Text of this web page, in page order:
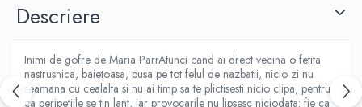
Diverse
Feng Shui
Medicina alternativa
Descriere
Inimi de gofre de Maria ParrAtunci cand ai drept vecina o fetita
nastrusnica, baietoasa, pusa pe tot felul de nazbatii, nicio zi nu
seamana cu cealalta si nu ai timp sa te plictisesti nicio clipa, pentru
ca peripetiile se tin lant, iar provocarile nu lipsesc niciodata: fie ca